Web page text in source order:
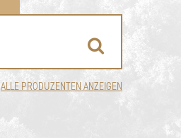
ALLE PRODUZENTEN ANZEIGEN